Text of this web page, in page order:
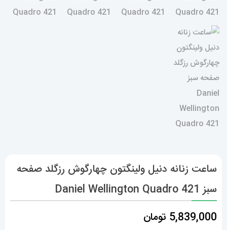
ساعت زنانه دنیل ولینگتون چهارگوش رزگلد صفحه
سبز Daniel Wellington Quadro 421
5,839,000 تومان